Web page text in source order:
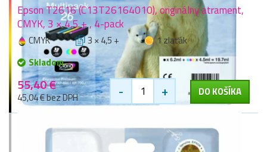
Epson T2616 (C13T26164010), originálny atrament,
CMYK, 3 × 4,5 + , 4-pack
CMYK 3 × 4,5 +
1 zlaťák
Skladom
55,40 €
45,04 € bez DPH - + DO KOŠÍKA